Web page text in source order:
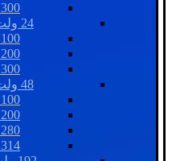
300 آمپر
24 ولت
100 آمپر
200 آمپر
300 آمپر
48 ولت
100 آمپر
200 آمپر
280 آمپر
314 آمپر